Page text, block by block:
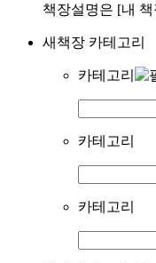
책장설명은 [내
새책장 카테고리
카테고리
카테고리
카테고리